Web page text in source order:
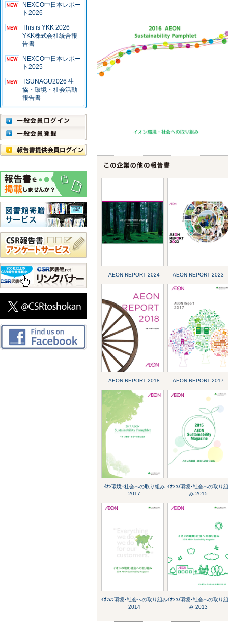
NEXCO中日本レポー
ト2026
This is YKK 2026
YKK株式会社統合報
告書
NEXCO中日本レポー
ト2025
TSUNAGU2026 生
協・環境・社会活動
報告書
AEON REPORT 2024 AEON REPORT 2023
AEON REPORT 2018 AEON REPORT 2017
ｲｵﾝ環境･社会への取り組み
2017
ｲｵﾝの環境･社会への取り
み 2015
ｲｵﾝの環境･社会への取り組み
2014
ｲｵﾝの環境･社会への取り
み 2013